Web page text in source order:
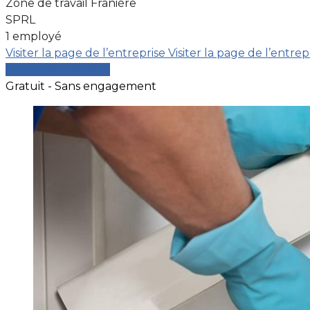
Zone de travail Franière
SPRL
1 employé
Visiter la page de l’entreprise Visiter la page de
Gratuit - Sans engagement